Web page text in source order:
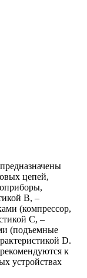
цепей,
В, –
(компрессор,
C, –
(подъемные
D.
к
устройствах